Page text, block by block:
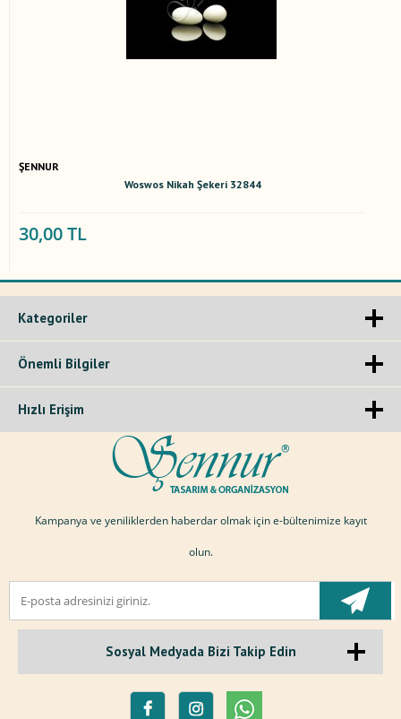
ŞENNUR
Woswos Nikah Şekeri 32844
30,00 TL
Kategoriler
Önemli Bilgiler
Hızlı Erişim
Kampanya ve yeniliklerden haberdar olmak için e-bültenimize kayıt
olun.
Sosyal Medyada Bizi Takip Edin